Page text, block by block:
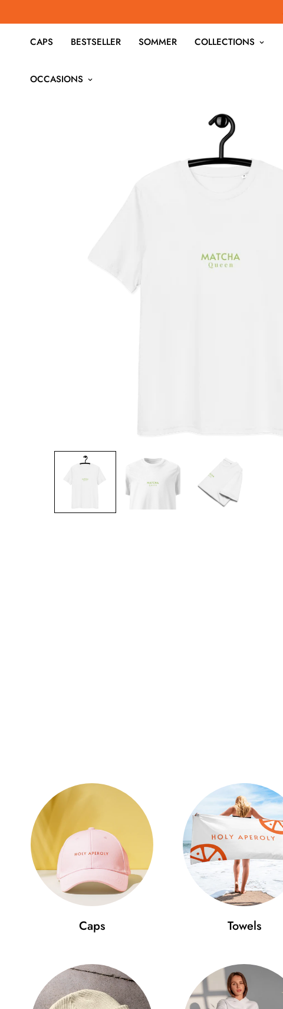
CAPS BESTSELLER SOMMER COLLECTIONS
OCCASIONS
Caps Towels